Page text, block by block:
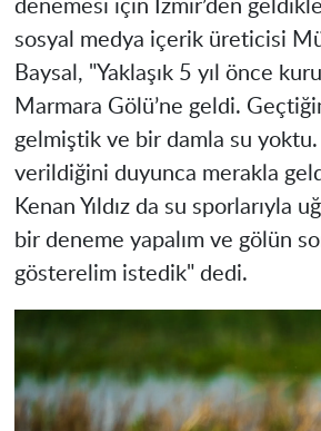
denemesi için İzmir’den
sosyal medya içerik üreticisi
Baysal, "Yaklaşık 5 yıl önce
Marmara Gölü’ne geldi.
gelmiştik ve bir damla su
verildiğini duyunca merakla
Kenan Yıldız da su sporlarıyla
bir deneme yapalım ve gölün
gösterelim istedik" dedi.